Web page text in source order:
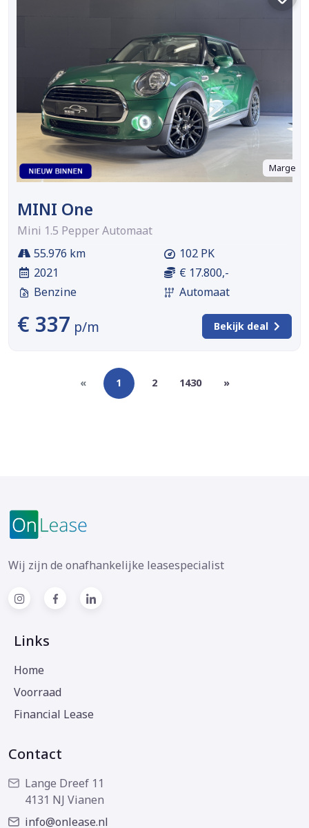
Marge
MINI One
Mini 1.5 Pepper Automaat
55.976 km
2021
Benzine
102 PK
€ 17.800,-
Automaat
€ 337 p/m Bekijk deal
« 1 2 1430 »
Wij zijn de onafhankelijke leasespecialist
Links
Home
Voorraad
Financial Lease
Contact
Lange Dreef 11
4131 NJ Vianen
info@onlease.nl